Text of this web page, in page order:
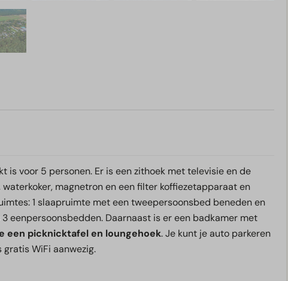
is voor 5 personen. Er is een zithoek met televisie en de
magnetron en een filter koffiezetapparaat en
1 slaapruimte met een tweepersoonsbed beneden en
eenpersoonsbedden. Daarnaast is er een badkamer met
een picknicktafel en loungehoek. Je kunt je auto parkeren
WiFi aanwezig.